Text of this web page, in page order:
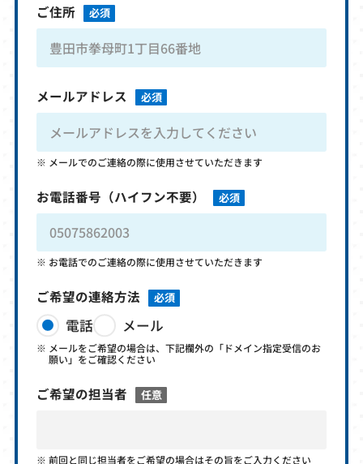
ご住所 必須
メールアドレス 必須
メールでのご連絡の際に使用させていただきます
お電話番号 （ハイフン不要） 必須
お電話でのご連絡の際に使用させていただきます
ご希望の連絡方法 必須
電話 メール
メールをご希望の場合は、下記欄外の「ドメイン指定受信のお
願い」をご確認ください
ご希望の担当者 任意
前回と同じ担当者をご希望の場合はその旨をご入力ください